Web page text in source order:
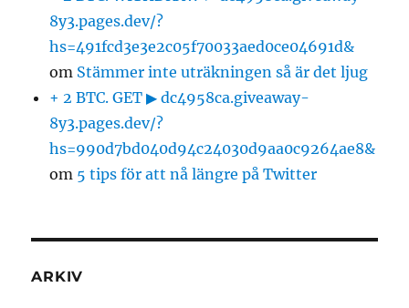
8y3.pages.dev/?
hs=491fcd3e3e2c05f70033aed0ce04691d&
om Stämmer inte uträkningen så är det ljug
+ 2 BTC. GET ▶ dc4958ca.giveaway-
8y3.pages.dev/?
hs=990d7bd040d94c24030d9aa0c9264ae8&
om 5 tips för att nå längre på Twitter
ARKIV